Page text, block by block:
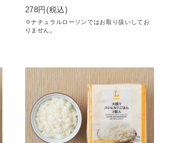
278円(税込)
※ナチュラルローソンではお取り扱いしてお
りません。